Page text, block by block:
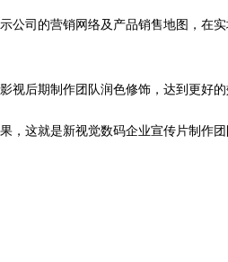
公司的营销网络及产品销售地图，在
视后期制作团队润色修饰，达到更好的
，这就是新视觉数码企业宣传片制作